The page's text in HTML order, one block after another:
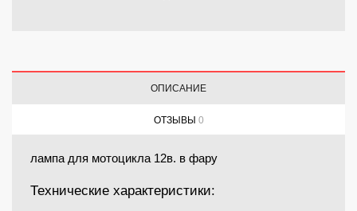
ОПИСАНИЕ
ОТЗЫВЫ 0
лампа для мотоцикла 12в. в фару
Технические характеристики: